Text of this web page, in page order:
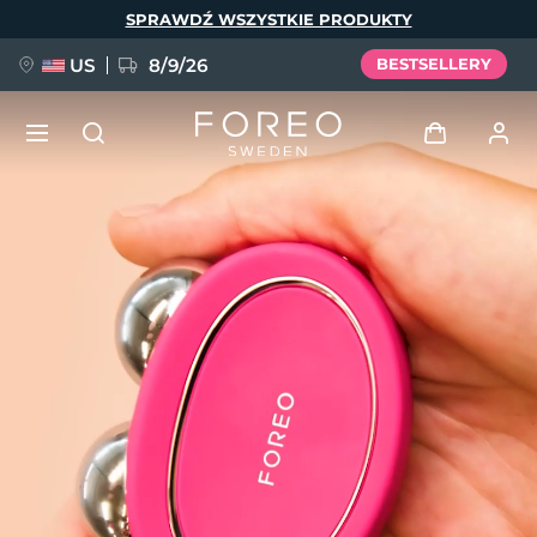
SPRAWDŹ WSZYSTKIE PRODUKTY
US 8/9/26 BESTSELLERY
Profil użytkownika
Moje urządzenia
Moje zamówienia
Moje adresy
Moje subskrypcje
NOWOŚĆ
FAQ™ Pure Beauty-Tech Elixir
BREAKING NEWS
issa™ Teeth Whitening Set
Deutsch
Español
Italiano
Português
Svenska
Русский
Türkçe
简体中文 繁體中文